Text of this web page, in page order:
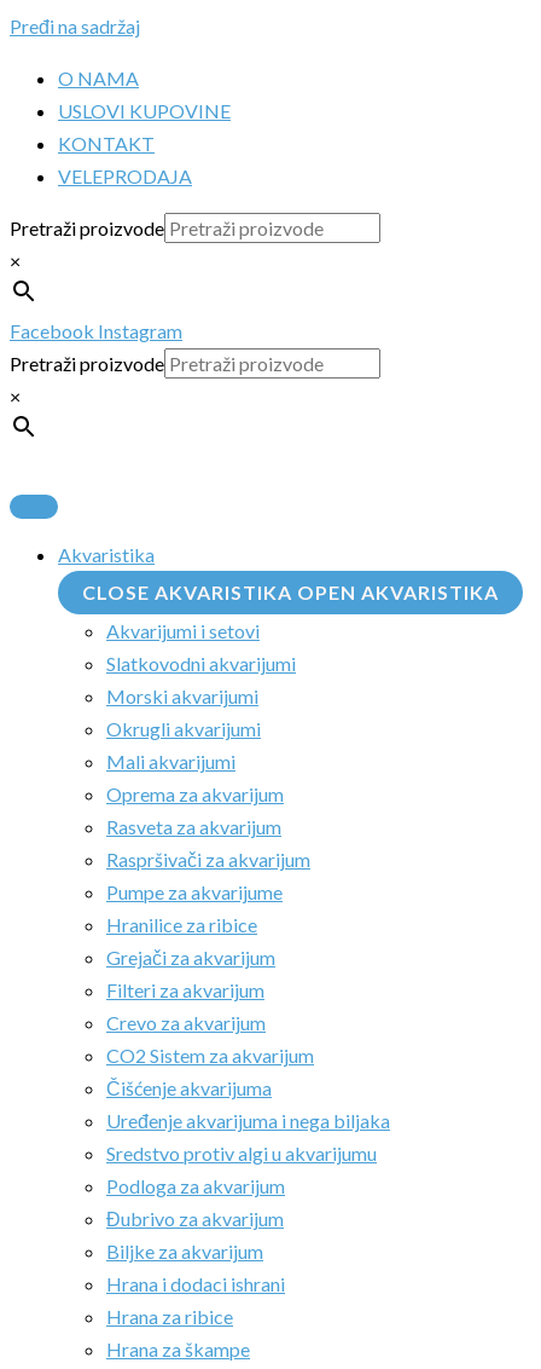
Pređi na sadržaj
O NAMA
USLOVI KUPOVINE
KONTAKT
VELEPRODAJA
Pretraži proizvode
×
Facebook Instagram
Pretraži proizvode
×
Akvaristika
CLOSE AKVARISTIKA OPEN AKVARISTIKA
Akvarijumi i setovi
Slatkovodni akvarijumi
Morski akvarijumi
Okrugli akvarijumi
Mali akvarijumi
Oprema za akvarijum
Rasveta za akvarijum
Raspršivači za akvarijum
Pumpe za akvarijume
Hranilice za ribice
Grejači za akvarijum
Filteri za akvarijum
Crevo za akvarijum
CO2 Sistem za akvarijum
Čišćenje akvarijuma
Uređenje akvarijuma i nega biljaka
Sredstvo protiv algi u akvarijumu
Podloga za akvarijum
Đubrivo za akvarijum
Biljke za akvarijum
Hrana i dodaci ishrani
Hrana za ribice
Hrana za škampe